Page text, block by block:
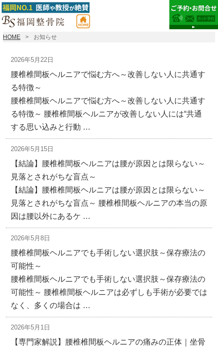
HOME お知らせ
2026年5月22日
腰椎椎間板ヘルニアで悩む方へ～改善しない人に共通す
る特徴～
腰椎椎間板ヘルニアで悩む方へ～改善しない人に共通す
る特徴～ 腰椎椎間板ヘルニアが改善しない人には“共通
する思い込みと行動 …
2026年5月15日
【結論】腰椎椎間板ヘルニアは腰が原因とは限らない～
見落とされがちな盲点～
【結論】腰椎椎間板ヘルニアは腰が原因とは限らない～
見落とされがちな盲点～ 腰椎椎間板ヘルニアの本当の原
因は腰以外にあるケ …
2026年5月8日
腰椎椎間板ヘルニアでも手術しない選択肢～保存療法の
可能性～
腰椎椎間板ヘルニアでも手術しない選択肢～保存療法の
可能性～ 腰椎椎間板ヘルニアは必ずしも手術が必要では
なく、多くの場合は …
2026年5月1日
【専門家解説】腰椎椎間板ヘルニアの痛みの正体｜坐骨